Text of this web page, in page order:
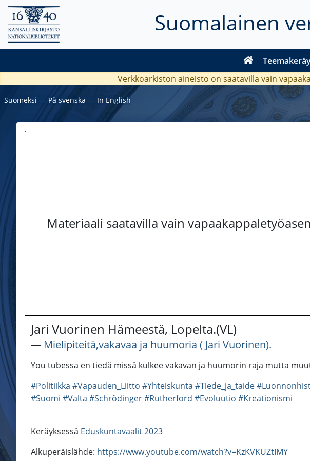
Suomalainen
Verkkoarkiston aineisto on saatavilla vain
Suomeksi ― På svenska ― In English
Materiaali saatavilla vain
Jari Vuorinen Hämeestä, Lopelta.(VL)
― Mielipiteitä,vakavaa ja huumoria ( Jari Vuorinen).
You tubessa en tiedä missä kulkee vakavan ja huumorin raja mutta
#Politiikka #Vapauden_Liitto #Yhteiskunta #Tiede_ja_taide
#Suomi #Valta #Schrödinger#Rutherford #Evoluutio #Kreationismi
Keräyksessä Eduskuntavaalit 2023
Alkuperäislähde: https://www.youtube.com/watch?v=KzKVKUZtIMY